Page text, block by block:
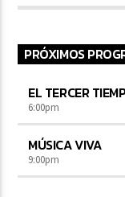
"Pura Vida",
PRÓXIMOS
EL TERCER
6:00pm
MÚSICA VIVA
9:00pm